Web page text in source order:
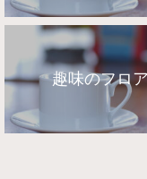
趣味のフロア